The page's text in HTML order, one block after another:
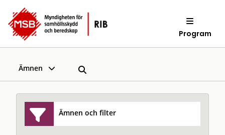
Program
Ämnen
Ämnen och filter